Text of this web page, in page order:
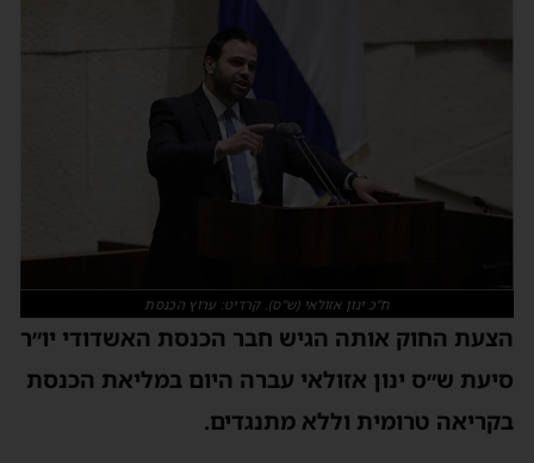
ח"כ ינון אזולאי (ש"ס). קרדיט: ערוץ הכנסת
הצעת החוק אותה הגיש חבר הכנסת האשדודי יו״ר
סיעת ש״ס ינון אזולאי עברה היום במליאת הכנסת
בקריאה טרומית וללא מתנגדים.